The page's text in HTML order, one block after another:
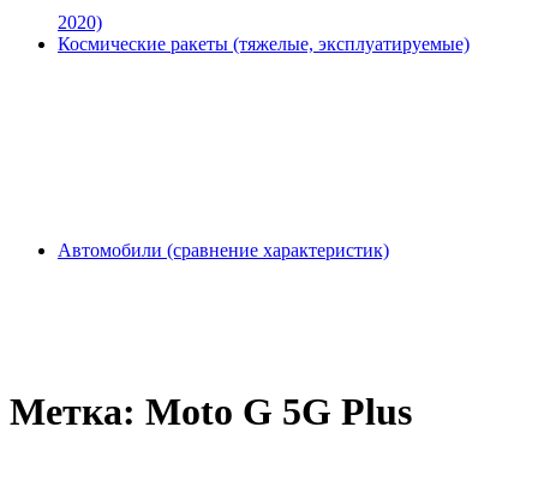
2020)
Космические ракеты (тяжелые, эксплуатируемые)
Автомобили (сравнение характеристик)
Метка: Moto G 5G Plus